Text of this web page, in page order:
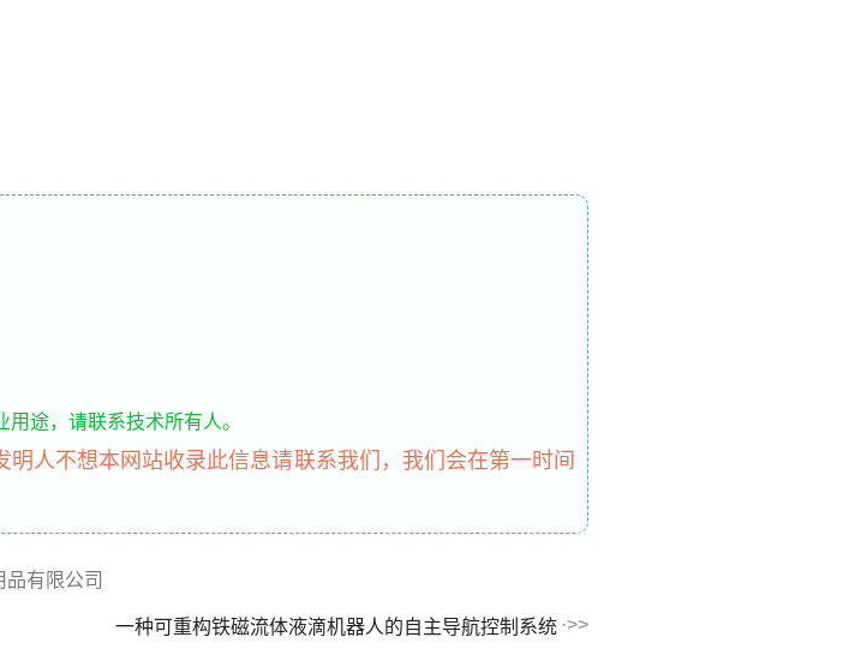
途，请联系技术所有人。
人不想本网站收录此信息请联系我们，我们会在第一时间
有限公司
一种可重构铁磁流体液滴机器人的自主导航控制系统